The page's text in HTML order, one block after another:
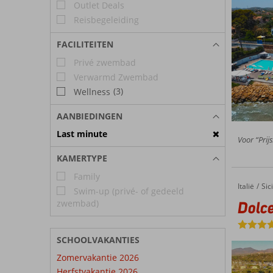
Outlet Deals
Reisbegeleiding
FACILITEITEN
Privé zwembad
Verwarmd Zwembad
Wellness (3)
AANBIEDINGEN
Last minute
KAMERTYPE
Family
Swim-up (privé- of gedeeld
zwembad)
SCHOOLVAKANTIES
Zomervakantie 2026
Voor
Home
Italië